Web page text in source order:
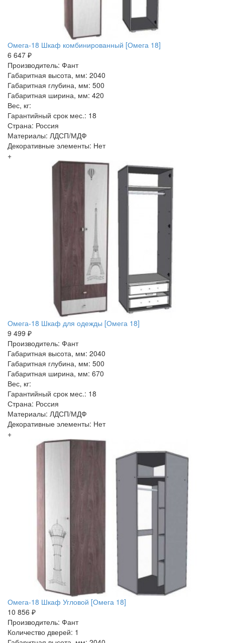
Омега-18 Шкаф комбинированный [Омега 18]
6 647 ₽
Производитель: Фант
Габаритная высота, мм: 2040
Габаритная глубина, мм: 500
Габаритная ширина, мм: 420
Вес, кг:
Гарантийный срок мес.: 18
Страна: Россия
Материалы: ЛДСП/МДФ
Декоративные элементы: Нет
+
Омега-18 Шкаф для одежды [Омега 18]
9 499 ₽
Производитель: Фант
Габаритная высота, мм: 2040
Габаритная глубина, мм: 500
Габаритная ширина, мм: 670
Вес, кг:
Гарантийный срок мес.: 18
Страна: Россия
Материалы: ЛДСП/МДФ
Декоративные элементы: Нет
+
Омега-18 Шкаф Угловой [Омега 18]
10 856 ₽
Производитель: Фант
Количество дверей: 1